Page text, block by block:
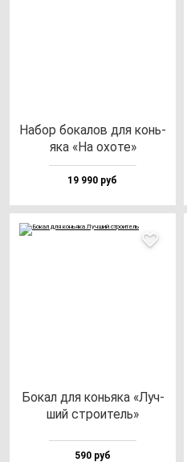
Набор бо­ка­лов для конь­
яка «На охо­те»
19 990 руб
Бокал для конь­яка «Луч­
ший стро­итель»
590 руб